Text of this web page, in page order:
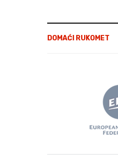
DOMAĆI RUKOMET